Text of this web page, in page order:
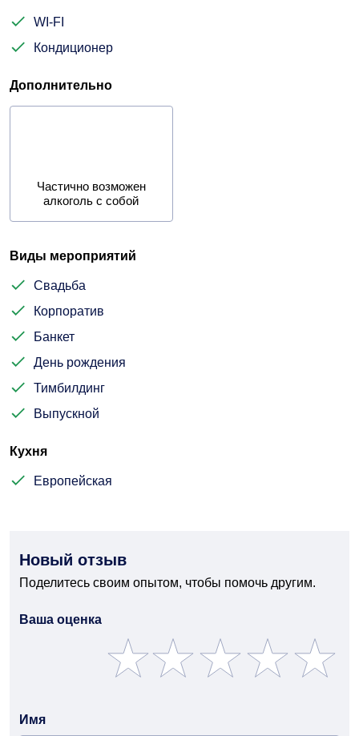
WI-FI
Кондиционер
Дополнительно
Частично возможен
алкоголь с собой
Виды мероприятий
Свадьба
Корпоратив
Банкет
День рождения
Тимбилдинг
Выпускной
Кухня
Европейская
Новый отзыв
Поделитесь своим опытом, чтобы помочь другим.
Ваша оценка
Имя